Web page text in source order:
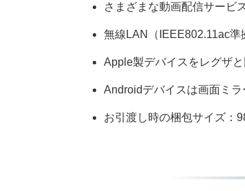
さまざまな動画配信サービ
無線LAN（IEEE802.11ac準
Apple製デバイスをレグザ
Androidデバイスは画面ミラ
お引渡し時の梱包サイズ：